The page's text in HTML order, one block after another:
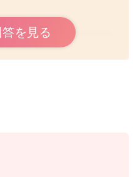
を見る
2025/6/28 13:51